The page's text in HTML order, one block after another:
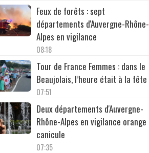
Feux de forêts : sept
départements d'Auvergne-Rhône-
Alpes en vigilance
08:18
Tour de France Femmes : dans le
Beaujolais, l’heure était à la fête
07:51
Deux départements d'Auvergne-
Rhône-Alpes en vigilance orange
canicule
07:35